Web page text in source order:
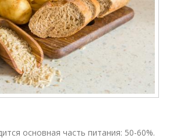
основная часть питания: 50-60%.